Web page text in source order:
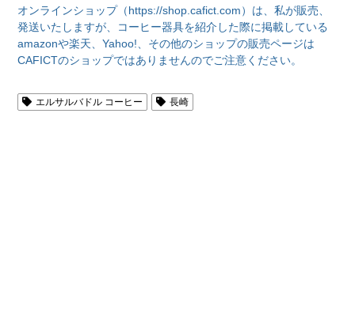
オンラインショップ（https://shop.cafict.com）は、私が販売、
発送いたしますが、コーヒー器具を紹介した際に掲載している
amazonや楽天、Yahoo!、その他のショップの販売ページは
CAFICTのショップではありませんのでご注意ください。
エルサルバドル コーヒー 長崎